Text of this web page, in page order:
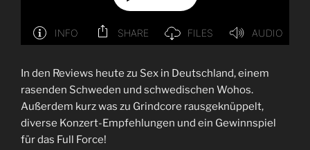
In den Reviews heute zu Sex in Deutschland, einem
rasenden Schweden und schwedischen Wohos.
Außerdem kurz was zu Grindcore rausgeknüppelt,
diverse Konzert-Empfehlungen und ein Gewinnspiel
für das Full Force!